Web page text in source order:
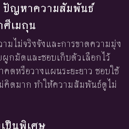
ญหาความสัมพันธ์
ศีเมถุน
มไม่จริงจังและการขาดความมุ่ง
กมัดและชอบเก็บตัวเลือกไว้
ตหรือวางแผนระยะยาว ชอบใช้
คิดมาก ทำให้ความสัมพันธ์ดูไม่
ป็นพิเศษ